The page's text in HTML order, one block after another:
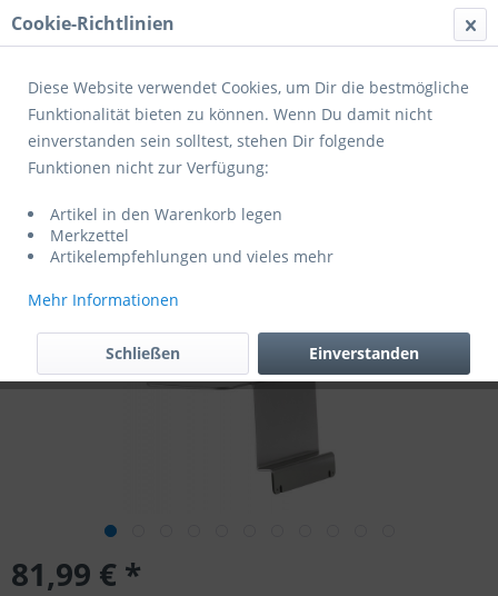
Menü
Übersicht Aluminium
Lugo
81,99 € *
Cookie-Richtlinien
Diese Website verwendet Cookies, um Dir die bestmögliche
Funktionalität bieten zu können. Wenn Du damit nicht
einverstanden sein solltest, stehen Dir folgende
Funktionen nicht zur Verfügung:
Artikel in den Warenkorb legen
Merkzettel
Artikelempfehlungen und vieles mehr
Mehr Informationen
Einverstanden
Schließen